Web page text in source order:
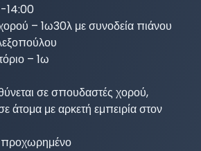
-14:00
– 1ω30λ με συνοδεία πιάνου
– 1ω
σε σπουδαστές χορού,
άτομα με αρκετή εμπειρία στον